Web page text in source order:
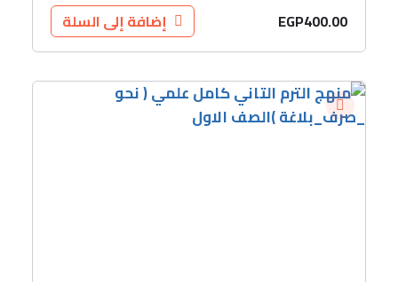
EGP400.00 إضافة إلى السلة